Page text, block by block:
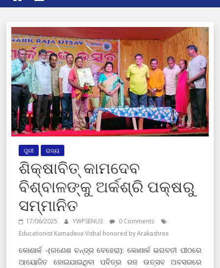
ପୁରୀ ରାଜ୍ୟ
ଶିକ୍ଷାବିତ୍ କାମଦେବ
ବିଶ୍ବାଳଙ୍କୁ ଅର୍କଶ୍ରି ପକ୍ଷରୁ
ସମ୍ମାନିତ
17/06/2025 YWPSENU3
0 Comments
Educationist Kamadeva Vishal honored by Arakashree
କୋଣାର୍କ -(ଗଣେଶ ଚନ୍ଦ୍ର ବେହେରା): କୋଣାର୍କ ଭଗବତୀ ପୀଠରେ
ଆୟୋଜିତ ହୋଇଯାଇଥିବା ପବିତ୍ର ରଜ ଉତ୍ସବ ଅବସରରେ